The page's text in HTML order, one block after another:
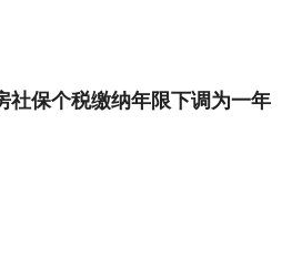
社保个税缴纳年限下调为一年